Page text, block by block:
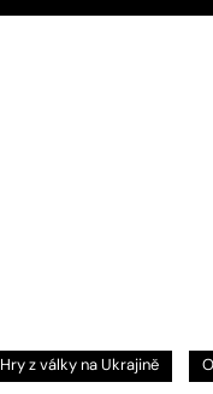
Hry z války na Ukrajině